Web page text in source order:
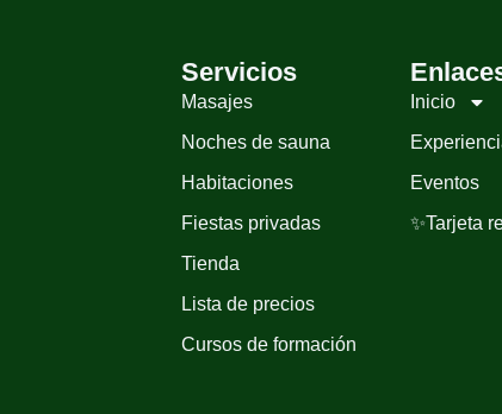
Servicios
Masajes
Noches de sauna
Habitaciones
Fiestas privadas
Tienda
Lista de precios
Cursos de formación
Inicio
Eventos
✨Tarjeta